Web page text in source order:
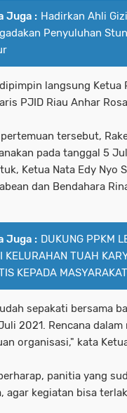
Juga : Hadirkan Ahli
Penyuluhan
langsung Ketua
PJID Riau Anhar
pertemuan tersebut,
pada tanggal 5
Ketua Nata Edy Nyo
dan Bendahara
Juga : DUKUNG PPKM
KELURAHAN TUAH
KEPADA MASYARAKAT
sepakati bersama
2021. Rencana
organisasi," kata
panitia yang
agar kegiatan bisa